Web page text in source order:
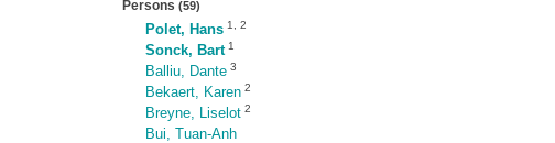
Persons (59)
Polet, Hans 1 2
Sonck, Bart 1
Balliu, Dante 3
Bekaert, Karen 2
Breyne, Liselot 2
Bui, Tuan-Anh